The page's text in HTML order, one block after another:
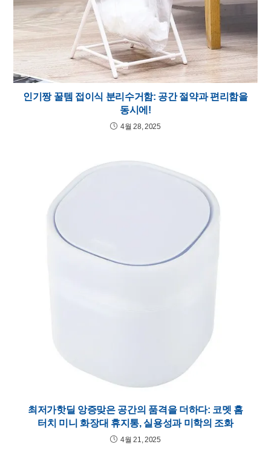
인기짱 꿀템 접이식 분리수거함: 공간 절약과 편리함을
동시에!
4월 28, 2025
최저가핫딜 앙증맞은 공간의 품격을 더하다: 코멧 홈
터치 미니 화장대 휴지통, 실용성과 미학의 조화
4월 21, 2025